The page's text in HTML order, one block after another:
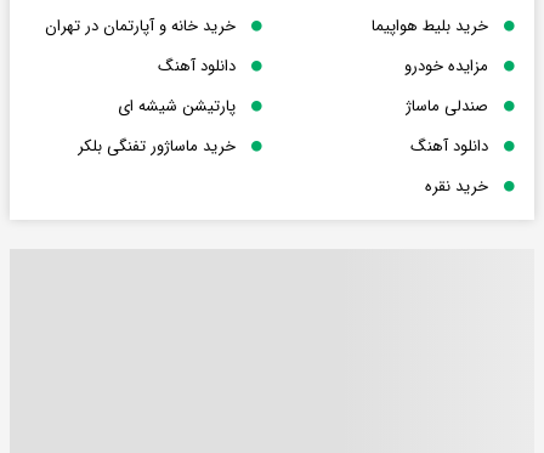
خرید بلیط هواپیما
خرید خانه و آپارتمان در تهران
مزایده خودرو
دانلود آهنگ
صندلی ماساژ
پارتیشن شیشه ای
دانلود آهنگ
خرید ماساژور تفنگی بلکر
خرید نقره